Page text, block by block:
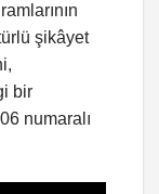
şikâyet
bir
numaralı